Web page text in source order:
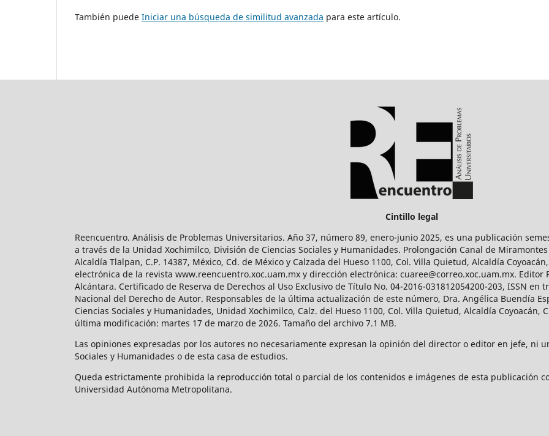
También puede Iniciar una búsqueda de similitud avanzada para este artículo.
Cintillo legal
Reencuentro. Análisis de Problemas Universitarios. Año 37, número 89, enero-junio 2025, es una publicación
a través de la Unidad Xochimilco, División de Ciencias Sociales y Humanidades. Prolongación Canal de Miramontes
Alcaldía Tlalpan, C.P. 14387, México, Cd. de México y Calzada del Hueso 1100, Col. Villa Quietud, Alcaldía
electrónica de la revista www.reencuentro.xoc.uam.mx y dirección electrónica: cuaree@correo.xoc.uam.mx. Editor
Alcántara. Certificado de Reserva de Derechos al Uso Exclusivo de Título No. 04-2016-031812054200-203, ISSN
Nacional del Derecho de Autor. Responsables de la última actualización de este número, Dra. Angélica Buendía
Ciencias Sociales y Humanidades, Unidad Xochimilco, Calz. del Hueso 1100, Col. Villa Quietud, Alcaldía Coyoacán,
última modificación: martes 17 de marzo de 2026. Tamaño del archivo 7.1 MB.
Las opiniones expresadas por los autores no necesariamente expresan la opinión del director o editor en jefe, ni
Sociales y Humanidades o de esta casa de estudios.
Queda estrictamente prohibida la reproducción total o parcial de los contenidos e imágenes de esta publicación
Universidad Autónoma Metropolitana.